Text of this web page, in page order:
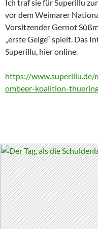
Ich traf sie für Superillu
vor dem Weimarer
Vorsitzender Gernot
„erste Geige“ spielt. Das
Superillu, hier online.
https://
ombeer-koalition-